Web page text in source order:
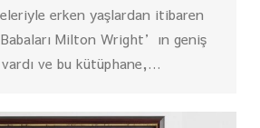
erken yaşlardan itibaren
Milton Wright’ın geniş
ve bu kütüphane,…